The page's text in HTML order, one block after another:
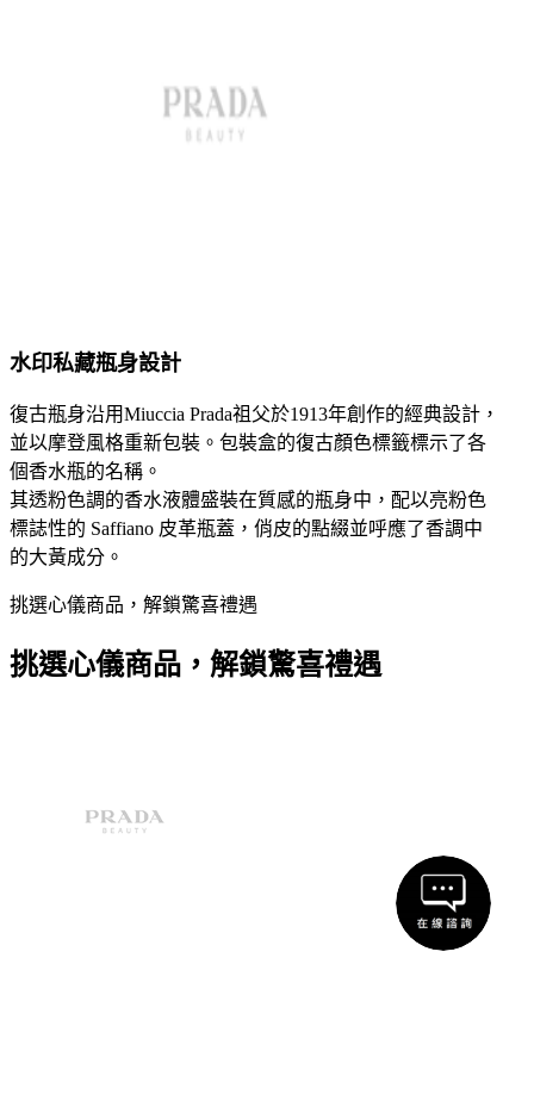
水印私藏瓶身設計
復古瓶身沿用Miuccia Prada祖父於1913年創作的經典設計，
並以摩登風格重新包裝。包裝盒的復古顏色標籤標示了各
個香水瓶的名稱。
其透粉色調的香水液體盛裝在質感的瓶身中，配以亮粉色
標誌性的 Saffiano 皮革瓶蓋，俏皮的點綴並呼應了香調中
的大黃成分。
挑選心儀商品，解鎖驚喜禮遇
挑選心儀商品，解鎖驚喜禮遇